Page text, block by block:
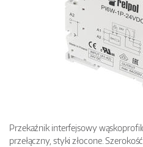
Przekaźnik interfejsowy
przełączny, styki złocone.